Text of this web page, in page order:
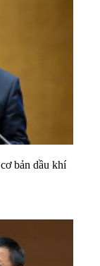
bản dầu khí